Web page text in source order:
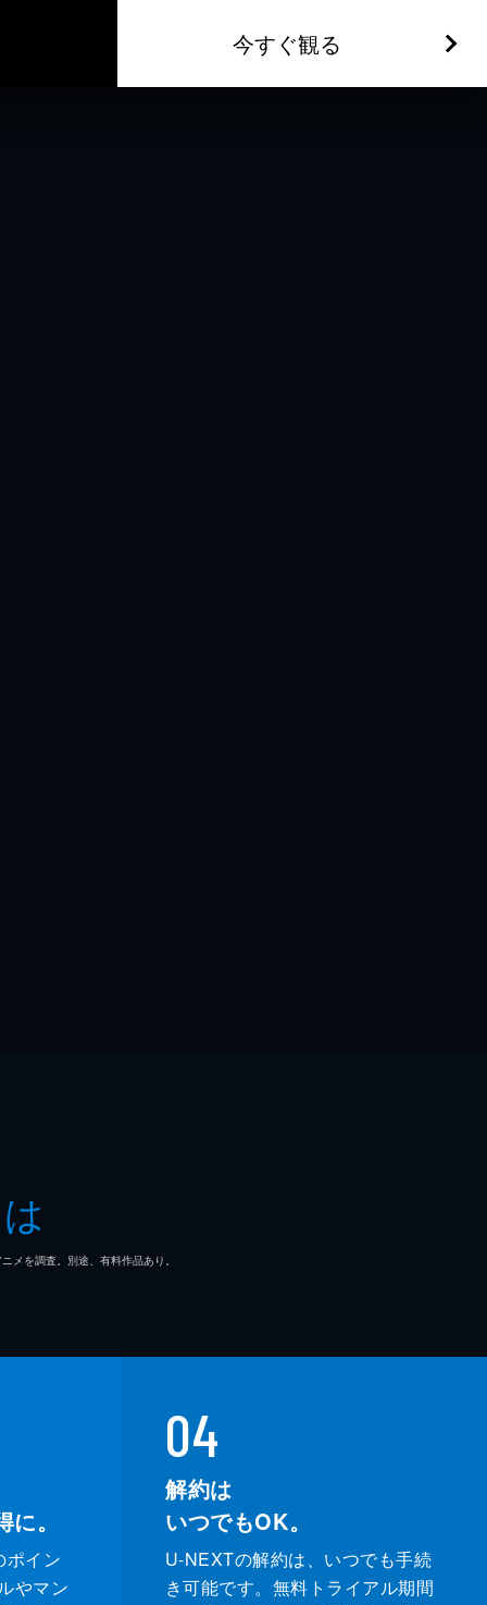
今すぐ観る
を調査。別途、有料作品あり。
。
ポイン
やマン
04
解約は
いつでもOK。
U-NEXTの解約は、いつでも手続
き可能です。無料トライアル期間